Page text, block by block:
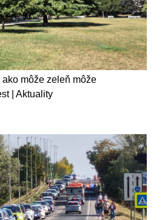
môže zeleň môže
| Aktuality